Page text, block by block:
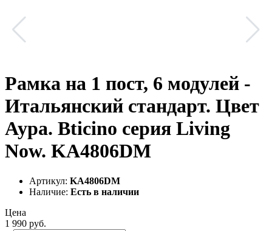
Рамка на 1 пост, 6 модулей -
Итальянский стандарт. Цвет
Аура. Bticino серия Living
Now. KA4806DM
Артикул: KA4806DM
Наличие: Есть в наличии
Цена
1 990 руб.